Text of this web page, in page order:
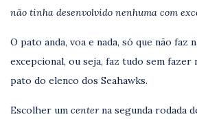
não tinha desenvolvido nenhuma com
O pato anda, voa e nada, só que não faz
excepcional, ou seja, faz tudo sem fazer
pato do elenco dos Seahawks.
Escolher um centerna segunda rodada